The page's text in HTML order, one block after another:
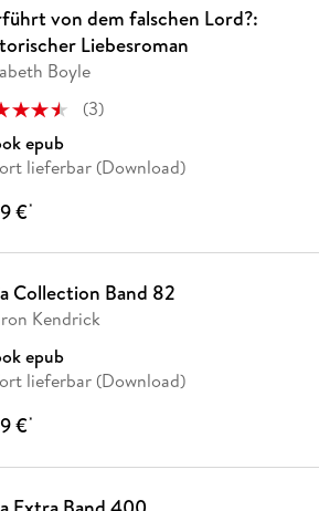
von dem falschen Lord?:
Liebesroman
Boyle
(3)
epub
lieferbar (Download)
€*
Collection Band 82
Kendrick
epub
lieferbar (Download)
€*